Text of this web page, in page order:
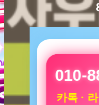
010-
카톡 ·